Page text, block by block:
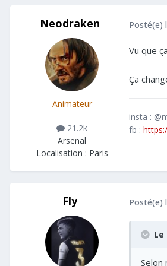
Neodraken
Animateur
21.2k
Arsenal
Localisation : Paris
Posté(e)
Vu que
Ça
insta :
fb :
Fly Posté(e)
Le
Selon